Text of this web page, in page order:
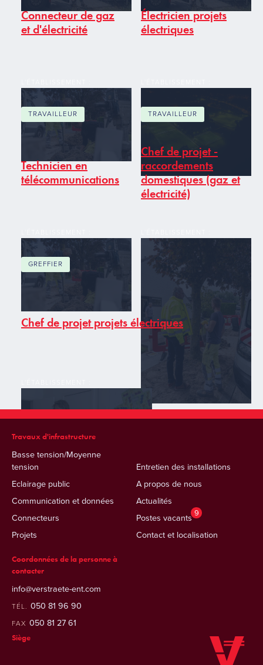
Connecteur de gaz
et d'électricité
Électricien projets
électriques
TRAVAILLEUR
Technicien en
télécommunications
TRAVAILLEUR
Chef de projet -
raccordements
domestiques (gaz et
électricité)
GREFFIER
Chef de projet projets électriques
Travaux d'infrastructure
Basse tension/Moyenne
tension
Eclairage public
Communication et données
Connecteurs
Projets
Entretien des installations
A propos de nous
Actualités
Postes vacants 9
Contact et localisation
Coordonnées de la personne à
contacter
info@verstraete-ent.com
TÉL. 050 81 96 90
FAX 050 81 27 61
Siège